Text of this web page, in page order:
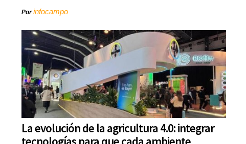
Porinfocampo
La evolución de la agricultura 4.0: integrar